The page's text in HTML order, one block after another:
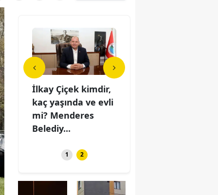
ve
İlkay Çiçek kimdir,
kaç yaşında ve evli
mi? Menderes
Belediy...
1 2